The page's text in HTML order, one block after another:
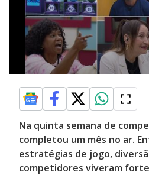
Na quinta semana de
completou um mês no ar.
estratégias de jogo,
competidores viveram